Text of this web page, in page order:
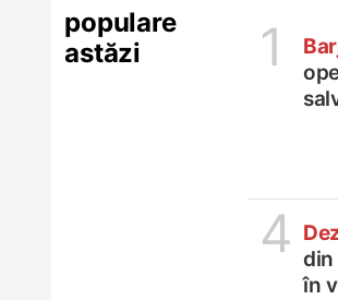
populare
astăzi
1
4 din
în